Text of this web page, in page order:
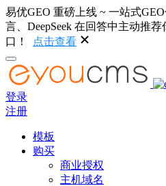
易优GEO 重磅上线 ~ 一站式
言、DeepSeek 在回答中主动推
口！
点击查看
登录
注册
模板
购买
商业授权
主机域名